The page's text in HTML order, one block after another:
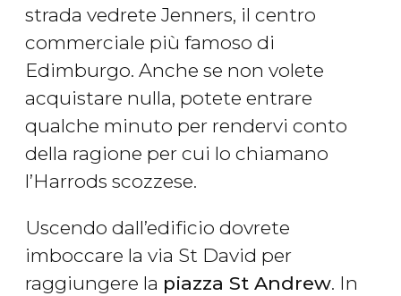
strada vedrete Jenners, il centro
commerciale più famoso di
Edimburgo. Anche se non volete
acquistare nulla, potete entrare
qualche minuto per rendervi conto
della ragione per cui lo chiamano
l’Harrods scozzese.
Uscendo dall’edificio dovrete
imboccare la via St David per
raggiungere la piazza St Andrew. In